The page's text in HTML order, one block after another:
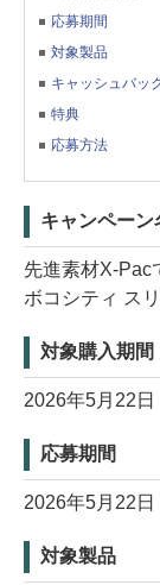
応募期間
対象製品
キャッシュバッ
特典
応募方法
キャンペーン
先進素材X-Pac
ボコシティ ス
対象購入期間
2026年5月22日
応募期間
2026年5月22
対象製品